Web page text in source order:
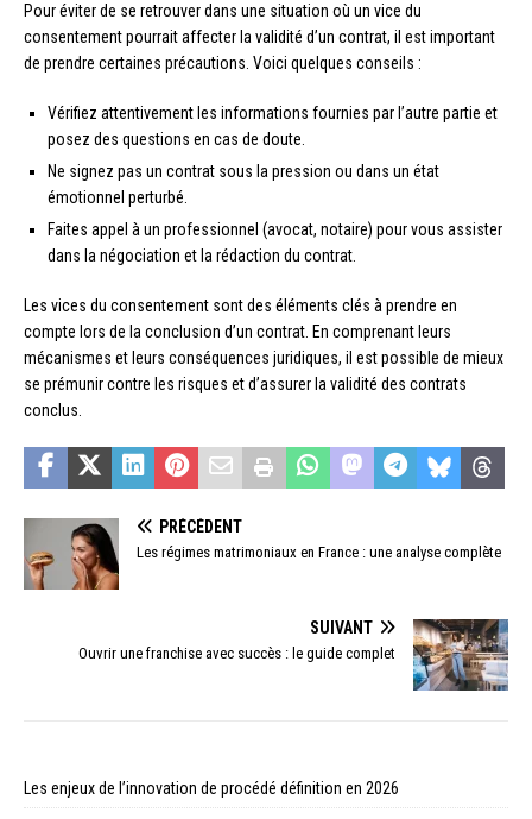
Pour éviter de se retrouver dans une situation où un vice du
consentement pourrait affecter la validité d’un contrat, il est important
de prendre certaines précautions. Voici quelques conseils :
Vérifiez attentivement les informations fournies par l’autre partie et
posez des questions en cas de doute.
Ne signez pas un contrat sous la pression ou dans un état
émotionnel perturbé.
Faites appel à un professionnel (avocat, notaire) pour vous assister
dans la négociation et la rédaction du contrat.
Les vices du consentement sont des éléments clés à prendre en
compte lors de la conclusion d’un contrat. En comprenant leurs
mécanismes et leurs conséquences juridiques, il est possible de mieux
se prémunir contre les risques et d’assurer la validité des contrats
conclus.
PRÉCÉDENT
Les régimes matrimoniaux en France : une analyse complète
SUIVANT
Ouvrir une franchise avec succès : le guide complet
Les enjeux de l’innovation de procédé définition en 2026